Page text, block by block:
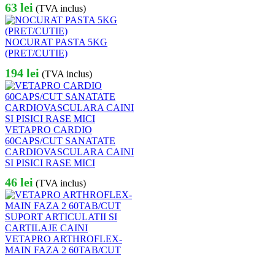
63 lei (TVA inclus)
NOCURAT PASTA 5KG
(PRET/CUTIE)
194 lei (TVA inclus)
VETAPRO CARDIO
60CAPS/CUT SANATATE
CARDIOVASCULARA CAINI
SI PISICI RASE MICI
46 lei (TVA inclus)
VETAPRO ARTHROFLEX-
MAIN FAZA 2 60TAB/CUT